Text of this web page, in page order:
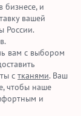
и
вашей
России.
вам с выбором
с тканями. Ваш
чтобы наше
и